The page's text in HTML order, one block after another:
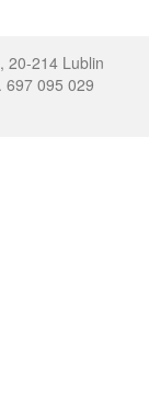
20-214 Lublin
697 095 029